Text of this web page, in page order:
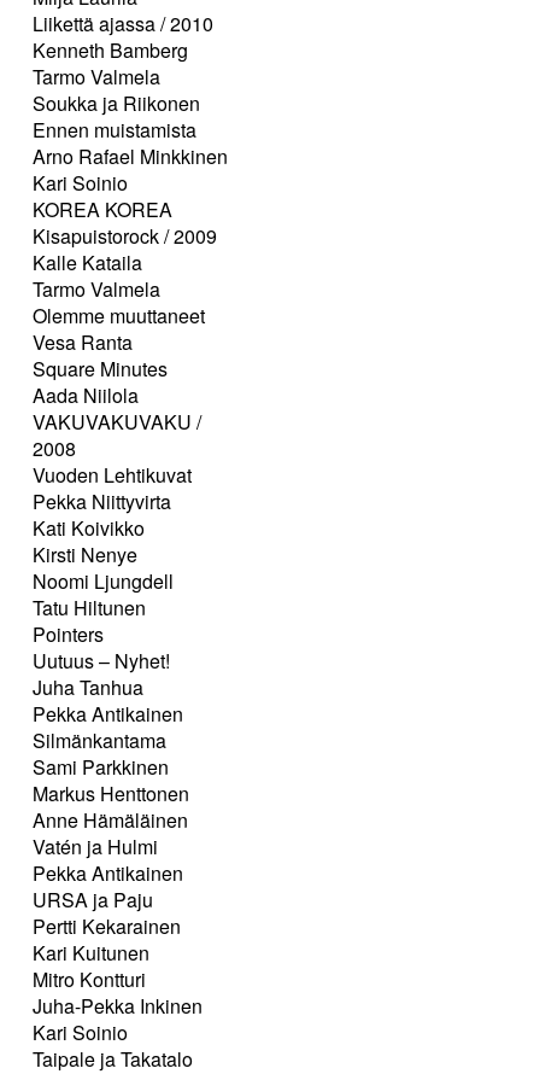
Liikettä ajassa / 2010
Kenneth Bamberg
Tarmo Valmela
Soukka ja Riikonen
Ennen muistamista
Arno Rafael Minkkinen
Kari Soinio
KOREA KOREA
Kisapuistorock / 2009
Kalle Kataila
Tarmo Valmela
Olemme muuttaneet
Vesa Ranta
Square Minutes
Aada Niilola
VAKUVAKUVAKU /
2008
Vuoden Lehtikuvat
Pekka Niittyvirta
Kati Koivikko
Kirsti Nenye
Noomi Ljungdell
Tatu Hiltunen
Pointers
Uutuus – Nyhet!
Juha Tanhua
Pekka Antikainen
Silmänkantama
Sami Parkkinen
Markus Henttonen
Anne Hämäläinen
Vatén ja Hulmi
Pekka Antikainen
URSA ja Paju
Pertti Kekarainen
Kari Kuitunen
Mitro Kontturi
Juha-Pekka Inkinen
Kari Soinio
Taipale ja Takatalo